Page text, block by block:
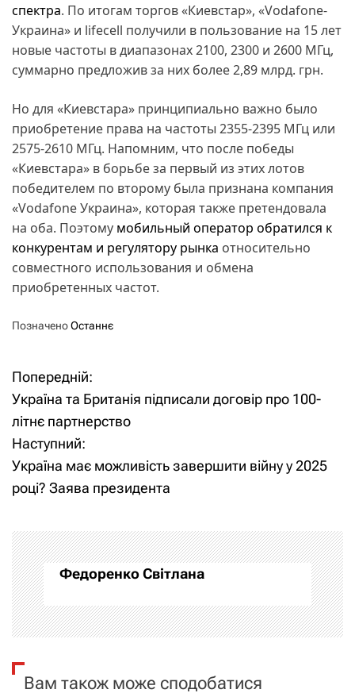
спектра. По итогам торгов «Киевстар», «Vodafone-
Украина» и lifecell получили в пользование на 15 лет
новые частоты в диапазонах 2100, 2300 и 2600 МГц,
суммарно предложив за них более 2,89 млрд. грн.
Но для «Киевстара» принципиально важно было
приобретение права на частоты 2355-2395 МГц или
2575-2610 МГц. Напомним, что после победы
«Киевстара» в борьбе за первый из этих лотов
победителем по второму была признана компания
«Vodafone Украина», которая также претендовала
на оба. Поэтому мобильный оператор обратился к
конкурентам и регулятору рынка относительно
совместного использования и обмена
приобретенных частот.
ПозначеноОстаннє
Н
а
в
і
а
ц
і
Попередній:
Україна та Британія підписали договір про 100-
літнє партнерство
Наступний:
Україна має можливість завершити війну у 2025
році? Заява президента
Федоренко Світлана
Вам також може сподобатися